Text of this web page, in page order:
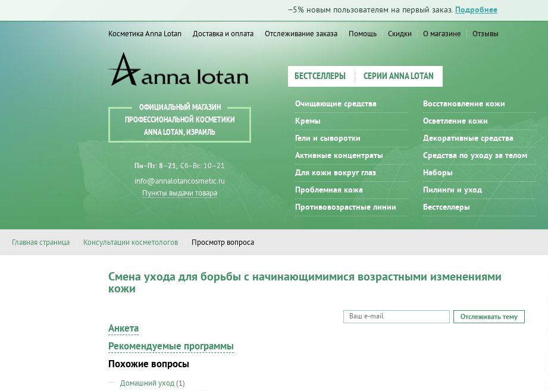
−5% новым пользователям на первый заказ. Подробнее
Косметика Anna Lotan Доставка и оплата Отслеживание заказа Помощь Скидки О магазине Отзывы
ОФИЦИАЛЬНЫЙ МАГАЗИН
ПРОФЕССИОНАЛЬНОЙ КОСМЕТИКИ
ANNA LOTAN, ИЗРАИЛЬ
Пн–Пт: 8–21 Сб–Вс: 10–21
info@annalotancosmetic.ru
Пункты выдачи товара
БЕСТСЕЛЛЕРЫ СЕРИИ ANNA LOTAN
Очищающие средства
Кремы
Гели и сыворотки
Активные концентраты
Для кожи вокруг глаз
Проблемная кожа
Противовозрастные линии
Восстановление кожи
Осветление кожи
Декоративные средства
Средства по уходу за телом
Наборы
Пилинги и уход
Бестселлеры
Главная страница Консультации косметологов Просмотр вопроса
Смена ухода для борьбы с начинающимимися возрастными изменениями
кожи
Отслеживать тему
Анкета
Рекомендуемые программы
Похожие вопросы
Домашний уход (1)